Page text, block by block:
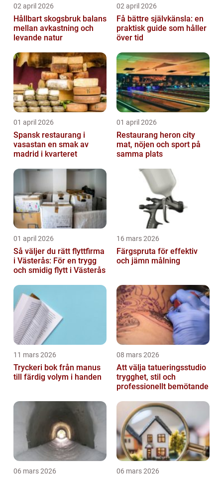
02 april 2026
Hållbart skogsbruk balans
mellan avkastning och
levande natur
02 april 2026
Få bättre självkänsla: en
praktisk guide som håller
över tid
01 april 2026
Spansk restaurang i
vasastan en smak av
madrid i kvarteret
01 april 2026
Restaurang heron city
mat, nöjen och sport på
samma plats
01 april 2026
Så väljer du rätt flyttfirma
i Västerås: För en trygg
och smidig flytt i Västerås
16 mars 2026
Färgspruta för effektiv
och jämn målning
11 mars 2026
Tryckeri bok från manus
till färdig volym i handen
08 mars 2026
Att välja tatueringsstudio
trygghet, stil och
professionellt bemötande
06 mars 2026 06 mars 2026